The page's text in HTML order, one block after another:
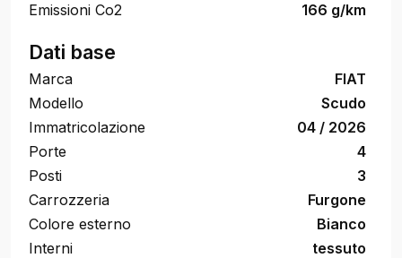
Emissioni Co2
166 g/km
Dati base
Marca
FIAT
Modello
Scudo
Immatricolazione
04 / 2026
Porte
4
Posti
3
Carrozzeria
Furgone
Colore esterno
Bianco
Interni
tessuto